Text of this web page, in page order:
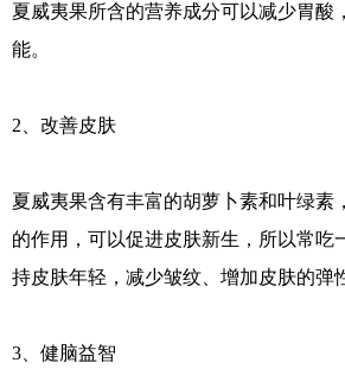
夏威夷果所含的营养成分可以减少胃酸
能。
2、改善皮肤
夏威夷果含有丰富的胡萝卜素和叶绿素
的作用，可以促进皮肤新生，所以常吃
持皮肤年轻，减少皱纹、增加皮肤的弹
3、健脑益智